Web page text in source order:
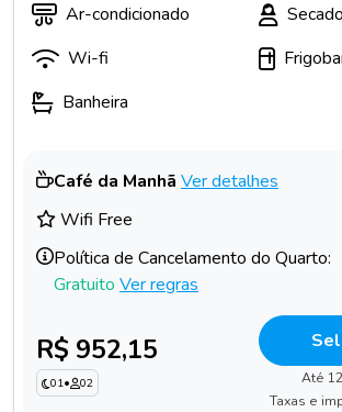
Ar-condicionado
Wi-fi
Banheira
Café da Manhã Ver detalhes
Wifi Free
Política de Cancelamento do Quarto:
Gratuito Ver regras
R$ 952,15
01• 02
Até
Taxas e